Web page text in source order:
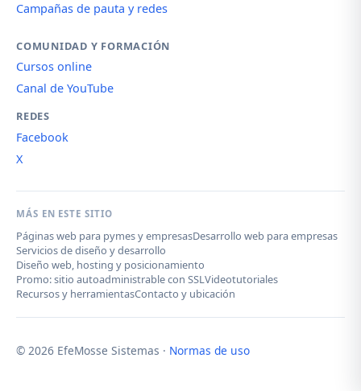
Campañas de pauta y redes
COMUNIDAD Y FORMACIÓN
Cursos online
Canal de YouTube
REDES
Facebook
X
MÁS EN ESTE SITIO
Páginas web para pymes y empresasDesarrollo web para empresas
Servicios de diseño y desarrollo
Diseño web, hosting y posicionamiento
Promo: sitio autoadministrable con SSLVideotutoriales
Recursos y herramientasContacto y ubicación
© 2026 EfeMosse Sistemas · Normas de uso